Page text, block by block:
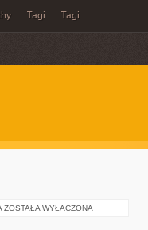
Tagi Tagi
LABORATORIUM
ZOSTAŁA WYŁĄCZONA